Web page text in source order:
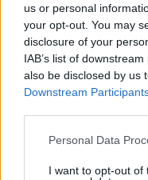
us or personal
your opt-out. You may
disclosure of your
IAB’s list of
also be disclosed by us
Downstream
Please note that this
not limited to your visit
Personal Data
I want to opt-out of
εξηγήσεις, χωρίς